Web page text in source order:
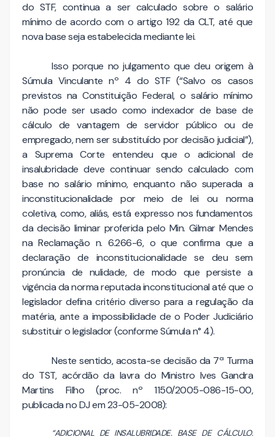
do STF, continua a ser calculado sobre o salário
mínimo de acordo com o artigo 192 da CLT, até que
nova base seja estabelecida mediante lei.
Isso porque no julgamento que deu origem à
Súmula Vinculante nº 4 do STF (“Salvo os casos
previstos na Constituição Federal, o salário mínimo
não pode ser usado como indexador de base de
cálculo de vantagem de servidor público ou de
empregado, nem ser substituído por decisão judicial”),
a Suprema Corte entendeu que o adicional de
insalubridade deve continuar sendo calculado com
base no salário mínimo, enquanto não superada a
inconstitucionalidade por meio de lei ou norma
coletiva, como, aliás, está expresso nos fundamentos
da decisão liminar proferida pelo Min. Gilmar Mendes
na Reclamação n. 6.266-6, o que confirma que a
declaração de inconstitucionalidade se deu sem
pronúncia de nulidade, de modo que persiste a
vigência da norma reputada inconstitucional até que o
legislador defina critério diverso para a regulação da
matéria, ante a impossibilidade de o Poder Judiciário
substituir o legislador (conforme Súmula n° 4).
Neste sentido, acosta-se decisão da 7ª Turma
do TST, acórdão da lavra do Ministro Ives Gandra
Martins Filho (proc. nº 1150/2005-086-15-00,
publicada no DJ em 23-05-2008):
“ADICIONAL DE INSALUBRIDADE. BASE DE CÁLCULO.